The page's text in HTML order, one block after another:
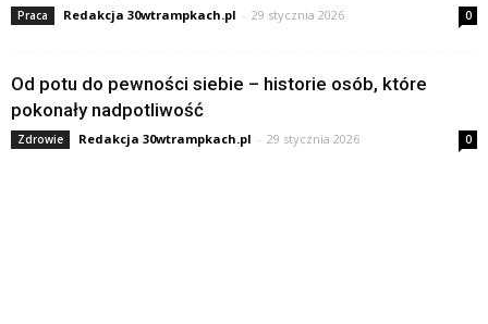
Praca Redakcja 30wtrampkach.pl - 29 stycznia 2026 0
Od potu do pewności siebie – historie osób, które
pokonały nadpotliwość
Zdrowie Redakcja 30wtrampkach.pl - 29 stycznia 2026 0